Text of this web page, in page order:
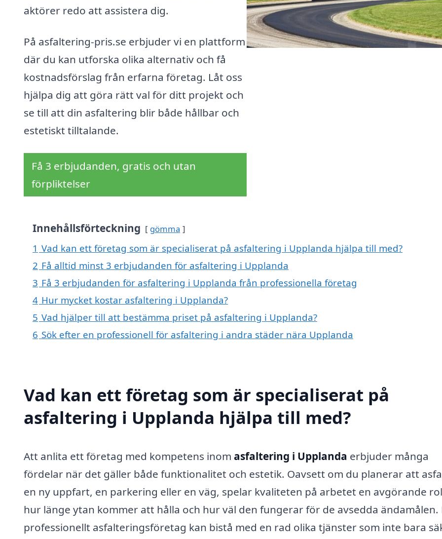
aktörer redo att assistera dig.
På asfaltering-pris.se erbjuder vi en plattform
där du kan utforska olika alternativ och få
kostnadsförslag från erfarna företag. Låt oss
hjälpa dig att göra rätt val för ditt projekt och
se till att din asfaltering blir både hållbar och
estetiskt tilltalande.
Få 3 erbjudanden, gratis och utan
förpliktelser
Innehållsförteckning gömma
1 Vad kan ett företag som är specialiserat på asfaltering i Upplanda hjälpa till med?
2 Få alltid minst 3 erbjudanden för asfaltering i Upplanda
3 Få 3 erbjudanden för asfaltering i Upplanda från professionella företag
4 Hur mycket kostar asfaltering i Upplanda?
5 Vad hjälper till att bestämma priset på asfaltering i Upplanda?
6 Sök efter en professionell för asfaltering i andra städer nära Upplanda
Vad kan ett företag som är specialiserat på
asfaltering i Upplanda hjälpa till med?
Att anlita ett företag med kompetens inom asfaltering i Upplanda erbjuder många
fördelar när det gäller både funktionalitet och estetik. Oavsett om du planerar att
en ny uppfart, en parkering eller en väg, spelar kvaliteten på arbetet en avgörande
hur länge ytan kommer att hålla och hur väl den fungerar för de avsedda ändamålen.
professionellt asfalteringsföretag kan bistå med en rad olika tjänster som inte bara